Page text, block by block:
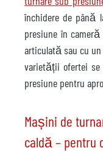
închidere de până
presiune în
articulată sau cu
varietății ofertei
presiune pentru
Mașini de
caldă – pentru